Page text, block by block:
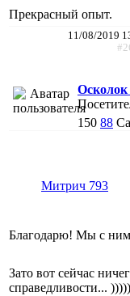
Прекрасный опыт.
11/08/2019
Осколок
150 88
Митрич 793
Благодарю! Мы с ним
Зато вот сейчас
справедливости...